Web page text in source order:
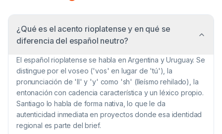
¿Qué es el acento rioplatense y en qué se
diferencia del español neutro?
El español rioplatense se habla en Argentina y Uruguay. Se
distingue por el voseo ('vos' en lugar de 'tú'), la
pronunciación de 'll' y 'y' como 'sh' (lleísmo rehilado), la
entonación con cadencia característica y un léxico propio.
Santiago lo habla de forma nativa, lo que le da
autenticidad inmediata en proyectos donde esa identidad
regional es parte del brief.